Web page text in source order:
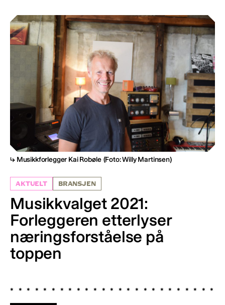
Musikkforlegger Kai Robøle (Foto: Willy Martinsen)
AKTUELT BRANSJEN
Musikkvalget 2021:
Forleggeren etterlyser
næringsforståelse på
toppen